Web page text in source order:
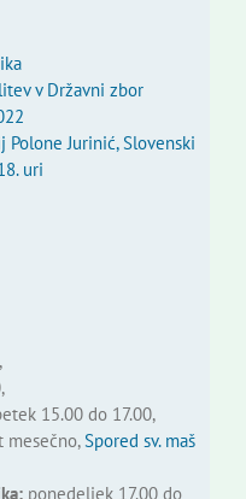
v Državni zbor
Jurinić, Slovenski
uri
15.00 do 17.00,
mesečno,Spored sv. maš
ponedeljek 17.00 do